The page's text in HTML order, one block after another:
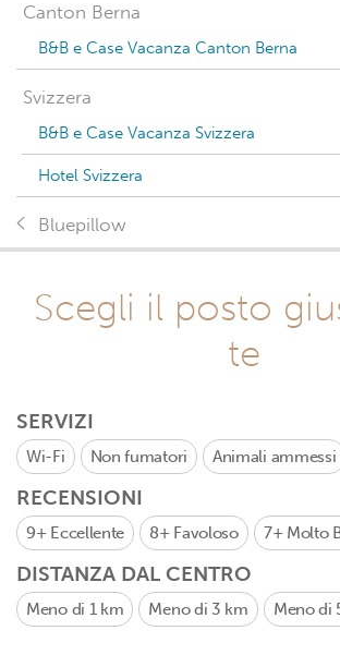
Canton Berna
B&B e Case Vacanza Canton Berna
Svizzera
B&B e Case Vacanza Svizzera
Hotel Svizzera
Bluepillow
Scegli il posto
te
SERVIZI
Wi-Fi Non fumatori Animali ammessi
RECENSIONI
9+ Eccellente 8+ Favoloso 7+ Molto
DISTANZA DAL CENTRO
Meno di 1 km Meno di 3 km Meno di